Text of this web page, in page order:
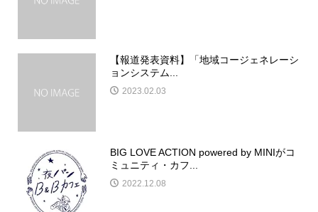
【報道発表資料】「地域コージェネレーシ
ョンシステム...
2023.02.03
BIG LOVE ACTION powered by MINIがコ
ミュニティ・カフ...
2022.12.08